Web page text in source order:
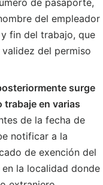
de pasaporte,
del empleador
fin del trabajo, que
del permiso
surge
trabaje en varias
de la fecha de
notificar a la
de exención del
la localidad donde